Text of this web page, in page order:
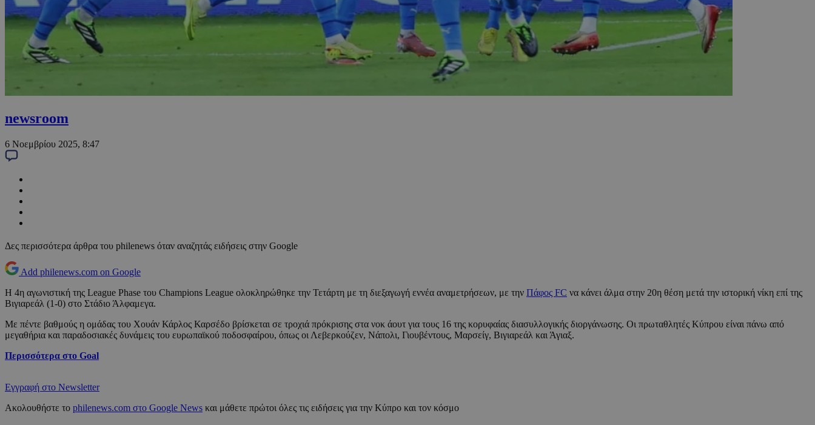
newsroom
6 Νοεμβρίου 2025, 8:47
Δες περισσότερα άρθρα του philenews όταν αναζητάς ειδήσεις στην Google
Add philenews.com on Google
Η 4η αγωνιστική της League Phase του Champions League ολοκληρώθηκε την Τετάρτη με τη διεξαγωγή εννέα αναμετρήσεων, με την Πάφος FC να κάνει άλμα στην 20η θέση μετά την ιστορική νίκη επί της
Βιγιαρεάλ (1-0) στο Στάδιο Άλφαμεγα.
Με πέντε βαθμούς η ομάδας του Χουάν Κάρλος Καρσέδο βρίσκεται σε τροχιά πρόκρισης στα νοκ άουτ για τους 16 της κορυφαίας διασυλλογικής διοργάνωσης. Οι πρωταθλητές Κύπρου είναι πάνω από
μεγαθήρια και παραδοσιακές δυνάμεις του ευρωπαϊκού ποδοσφαίρου, όπως οι Λεβερκούζεν, Νάπολι, Γιουβέντους, Μαρσείγ, Βιγιαρεάλ και Άγιαξ.
Περισσότερα στο Goal
Εγγραφή στο Newsletter
Ακολουθήστε το philenews.com στο Google News και μάθετε πρώτοι όλες τις ειδήσεις για την Κύπρο και τον κόσμο